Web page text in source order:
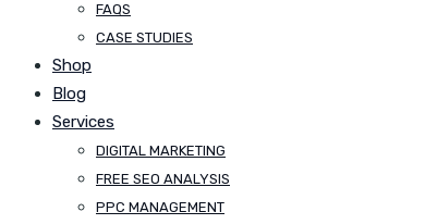
FAQS
CASE STUDIES
Shop
Blog
Services
DIGITAL MARKETING
FREE SEO ANALYSIS
PPC MANAGEMENT